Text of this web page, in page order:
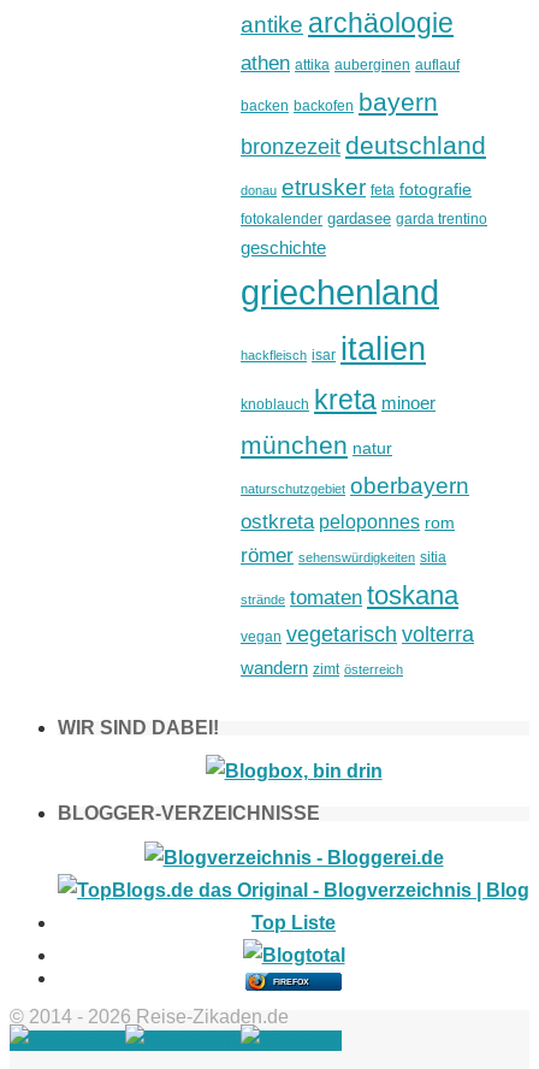
antike archäologie
athen attika auberginen auflauf
backen backofen bayern
bronzezeit deutschland
donau etrusker feta fotografie
fotokalender gardasee garda trentino
geschichte
griechenland
hackfleisch isar italien
knoblauch kreta minoer
münchen natur
naturschutzgebiet oberbayern
ostkreta peloponnes rom
römer sehenswürdigkeiten sitia
strände tomaten toskana
vegan vegetarisch volterra
wandern zimt österreich
WIR SIND DABEI!
BLOGGER-VERZEICHNISSE
FIREFOX
© 2014 - 2026 Reise-Zikaden.de